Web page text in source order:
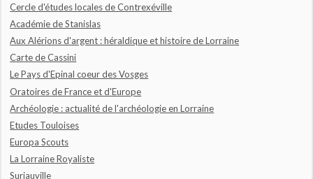
Cercle d'études locales de Contrexéville
Académie de Stanislas
Aux Alérions d'argent : héraldique et histoire de Lorraine
Carte de Cassini
Le Pays d'Epinal coeur des Vosges
Oratoires de France et d'Europe
Archéologie : actualité de l'archéologie en Lorraine
Etudes Touloises
Europa Scouts
La Lorraine Royaliste
Suriauville